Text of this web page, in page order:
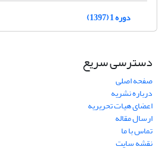
دوره 1 (1397)
دسترسی سریع
صفحه اصلی
درباره نشریه
اعضای هیات تحریریه
ارسال مقاله
تماس با ما
نقشه سایت